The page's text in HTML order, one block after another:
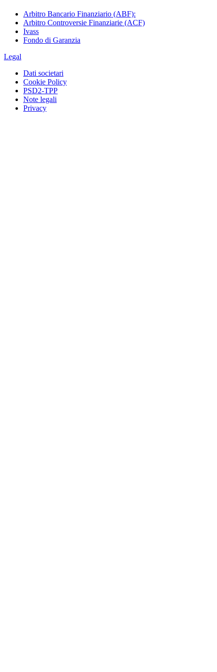
Arbitro Bancario Finanziario (ABF):
Arbitro Controversie Finanziarie (ACF)
Ivass
Fondo di Garanzia
Legal
Dati societari
Cookie Policy
PSD2-TPP
Note legali
Privacy